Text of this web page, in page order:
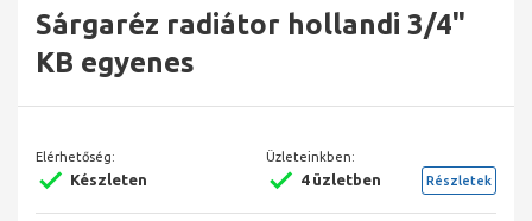
Sárgaréz radiátor hollandi 3/4"
KB egyenes
Elérhetőség:
Készleten
Üzleteinkben:
4 üzletben Részletek